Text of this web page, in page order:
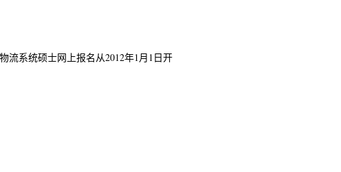
流系统硕士网上报名从2012年1月1日开